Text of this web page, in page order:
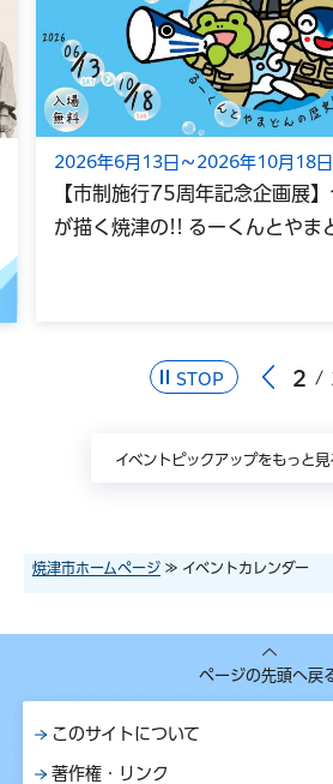
STOP 2
2026年6月13日～2026年10月18日
【市制施行75周年記念企画展
が描く焼津の!! るーくんとやま
イベントピックアップをもっと見
焼津市ホームページ ≫ イベントカレンダー
ページの先頭へ戻
このサイトについて
著作権・リンク